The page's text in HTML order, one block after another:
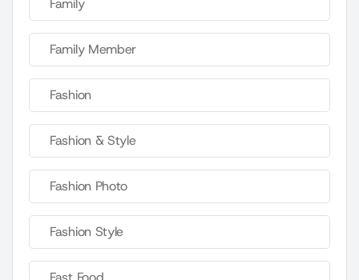
Family
Family Member
Fashion
Fashion & Style
Fashion Photo
Fashion Style